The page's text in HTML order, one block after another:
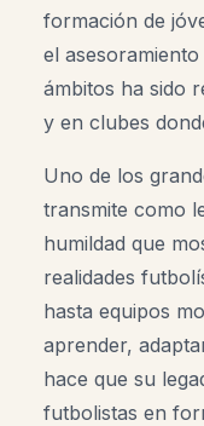
formación de
el
ámbitos ha sido
y en clubes
Uno de los
transmite como
humildad que
realidades
hasta equipos
aprender,
hace que su
futbolistas en